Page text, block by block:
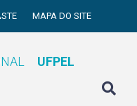
MAPA DO SITE
UFPEL